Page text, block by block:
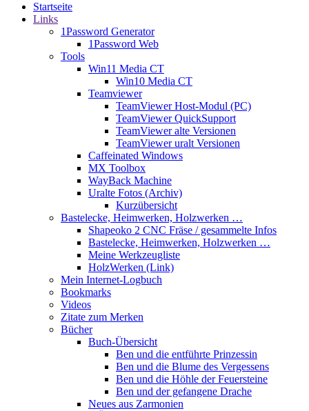
Startseite
Links
1Password Generator
1Password Web
Tools
Win11 Media CT
Win10 Media CT
Teamviewer
TeamViewer Host-Modul (PC)
TeamViewer QuickSupport
TeamViewer alte Versionen
TeamViewer uralt Versionen
Caffeinated Windows
MX Toolbox
WayBack Machine
Uralte Fotos (Archiv)
Kurzübersicht
Bastelecke, Heimwerken, Holzwerken …
Shapeoko 2 CNC Fräse / gesammelte Infos
Bastelecke, Heimwerken, Holzwerken …
Meine Werkzeugliste
HolzWerken (Link)
Mein Internet-Logbuch
Bookmarks
Videos
Zitate zum Merken
Bücher
Buch-Übersicht
Ben und die entführte Prinzessin
Ben und die Blume des Vergessens
Ben und die Höhle der Feuersteine
Ben und der gefangene Drache
Neues aus Zarmonien